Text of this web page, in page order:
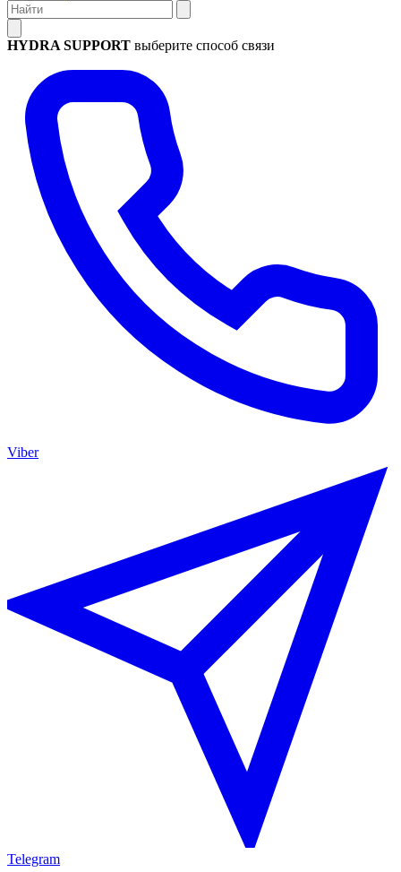
HYDRA SUPPORT выберите способ связи
Viber
Telegram